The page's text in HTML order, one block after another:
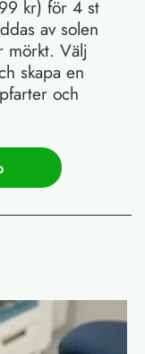
kr) för 4 st
av solen
mörkt. Välj
skapa en
och